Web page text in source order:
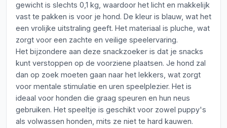
gewicht is slechts 0,1 kg, waardoor het licht en makkelijk
vast te pakken is voor je hond. De kleur is blauw, wat het
een vrolijke uitstraling geeft. Het materiaal is pluche, wat
zorgt voor een zachte en veilige speelervaring.
Het bijzondere aan deze snackzoeker is dat je snacks
kunt verstoppen op de voorziene plaatsen. Je hond zal
dan op zoek moeten gaan naar het lekkers, wat zorgt
voor mentale stimulatie en uren speelplezier. Het is
ideaal voor honden die graag speuren en hun neus
gebruiken. Het speeltje is geschikt voor zowel puppy's
als volwassen honden, mits ze niet te hard kauwen.